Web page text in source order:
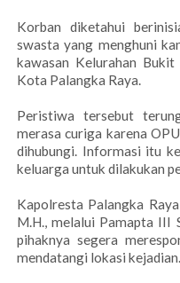
Korban diketahui
swasta yang menghuni
kawasan Kelurahan
Kota Palangka Raya.
Peristiwa tersebut
merasa curiga karena
dihubungi. Informasi itu
keluarga untuk dilakukan
Kapolresta Palangka
M.H., melalui Pamapta III
pihaknya segera
mendatangi lokasi kejadian.